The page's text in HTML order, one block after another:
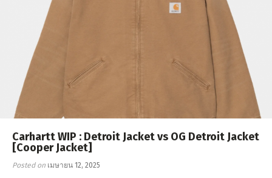
ท่องเที่ยวในประเทศ
FB page
Carhartt WIP : Detroit Jacket vs OG Detroit Jacket
[Cooper Jacket]
Posted on เมษายน 12, 2025